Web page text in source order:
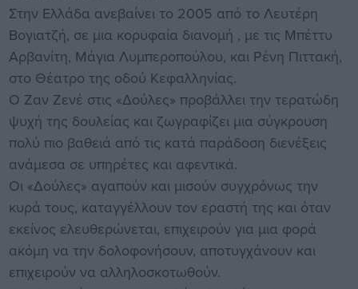
Στην Ελλάδα ανεβαίνει το 2005 από το Λευτέρη
Βογιατζή, σε μια κορυφαία διανομή , με τις Μπέττυ
Αρβανίτη, Μάγια Λυμπεροπούλου, και Ρένη Πιττακή,
στο Θέατρο της οδού Κεφαλληνίας.
O Ζαν Ζενέ στις «Δούλες» προβάλλει την τερατώδη
ψυχή της δουλείας και ζωγραφίζει μια σύγκρουση
πολύ πιο βαθειά από τις κατά παράδοση διενέξεις
ανάμεσα σε υπηρέτες και αφεντικά.
Οι «Δούλες» αγαπούν και μισούν συγχρόνως την
κυρά τους, καταγγέλλουν τον εραστή της και όταν
εκείνος ελευθερώνεται, επιχειρούν για μια φορά
ακόμη να την δολοφονήσουν, αποτυγχάνουν και
επιχειρούν να αλληλοσκοτωθούν.